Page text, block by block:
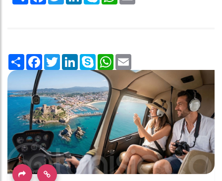
Share Facebook
TwitterLinkedInSkype WhatsApp